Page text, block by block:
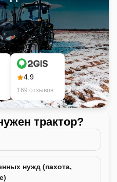
4.9
169 отзывов
трактор?
нужд (пахота,